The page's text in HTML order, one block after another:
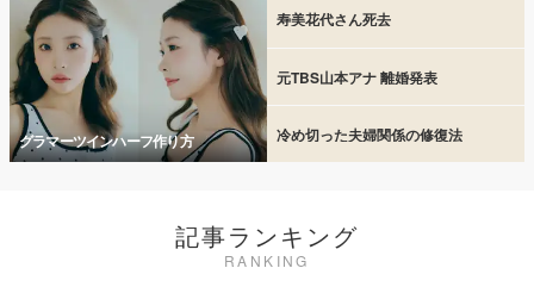
グラマーツインハーフ作り方
寿美花代さん死去
元TBS山本アナ 離婚発表
冷め切った夫婦関係の修復法
記事ランキング
RANKING